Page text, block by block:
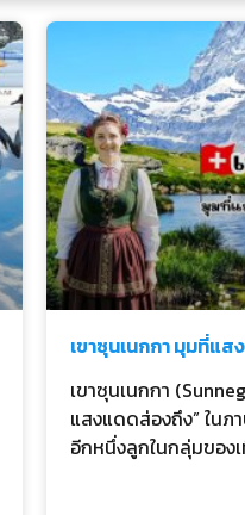
เขาซุนเนกกา มุมที่แ
เขาซุนเนกกา
แสงแดดส่องถึง” ในภ
อีกหนึ่งลูกในกลุ่มของ